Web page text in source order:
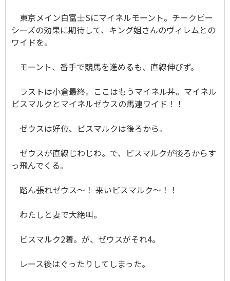
東京メイン白富士Sにマイネルモーント。チークピー
シーズの効果に期待して、キング姐さんのヴィレムとの
ワイドを。
モーント、番手で競馬を進めるも、直線伸びず。
ラストは小倉最終。ここはもうマイネル丼。マイネル
ビスマルクとマイネルゼウスの馬連ワイド！！
ゼウスは好位、ビスマルクは後ろから。
ゼウスが直線じわじわ。で、ビスマルクが後ろからす
っ飛んでくる。
踏ん張れゼウス～！ 来いビスマルク～！！
わたしと妻で大絶叫。
ビスマルク2着。が、ゼウスがそれ4。
レース後はぐったりしてしまった。